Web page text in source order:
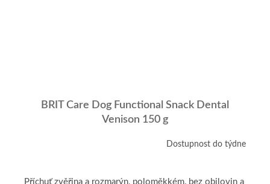
BRIT Care Dog Functional Snack Dental
Venison 150 g
Dostupnost do týdne
Příchuť zvěřina a rozmarýn, poloměkkém, bez obilovin a